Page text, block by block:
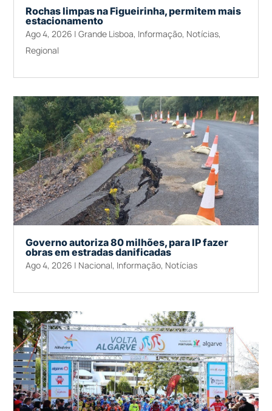
Rochas limpas na Figueirinha, permitem mais
estacionamento
Ago 4, 2026 |Grande Lisboa, Informação, Notícias,
Regional
Governo autoriza 80 milhões, para IP fazer
obras em estradas danificadas
Ago 4, 2026 | Nacional, Informação, Notícias